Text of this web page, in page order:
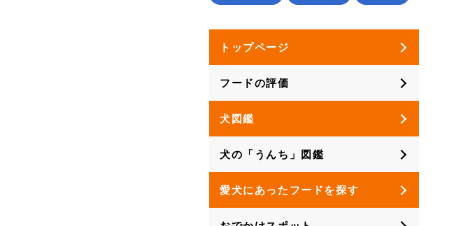
トップページ
フードの評価
犬図鑑
犬の「うんち」図鑑
愛犬にあったフードを探す